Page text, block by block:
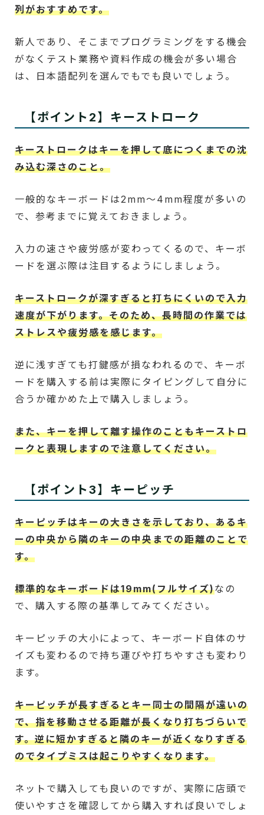
列がおすすめです。
新人であり、そこまでプログラミングをする機会
がなくテスト業務や資料作成の機会が多い場合
は、日本語配列を選んでもでも良いでしょう。
【ポイント2】キーストローク
キーストロークはキーを押して底につくまでの沈
み込む深さのこと。
一般的なキーボードは2mm～4mm程度が多いの
で、参考までに覚えておきましょう。
入力の速さや疲労感が変わってくるので、キーボ
ードを選ぶ際は注目するようにしましょう。
キーストロークが深すぎると打ちにくいので入力
速度が下がります。そのため、長時間の作業では
ストレスや疲労感を感じます。
逆に浅すぎても打鍵感が損なわれるので、キーボ
ードを購入する前は実際にタイピングして自分に
合うか確かめた上で購入しましょう。
また、キーを押して離す操作のこともキーストロ
ークと表現しますので注意してください。
【ポイント3】キーピッチ
キーピッチはキーの大きさを示しており、あるキ
ーの中央から隣のキーの中央までの距離のことで
す。
標準的なキーボードは19mm(フルサイズ)なの
で、購入する際の基準してみてください。
キーピッチの大小によって、キーボード自体のサ
イズも変わるので持ち運びや打ちやすさも変わり
ます。
キーピッチが長すぎるとキー同士の間隔が遠いの
で、指を移動させる距離が長くなり打ちづらいで
す。逆に短かすぎると隣のキーが近くなりすぎる
のでタイプミスは起こりやすくなります。
ネットで購入しても良いのですが、実際に店頭で
使いやすさを確認してから購入すれば良いでしょ